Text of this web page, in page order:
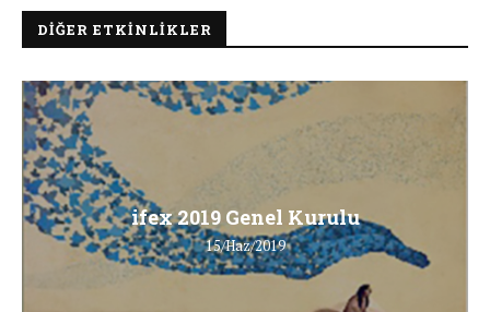
DIĞER ETKINLIKLER
ifex 2019 Genel Kurulu
15/Haz/2019